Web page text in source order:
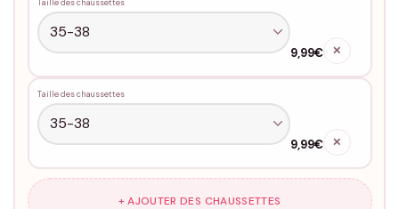
Taille des chaussettes
9,99€ ✕
Taille des chaussettes
9,99€ ✕
+ AJOUTER DES CHAUSSETTES